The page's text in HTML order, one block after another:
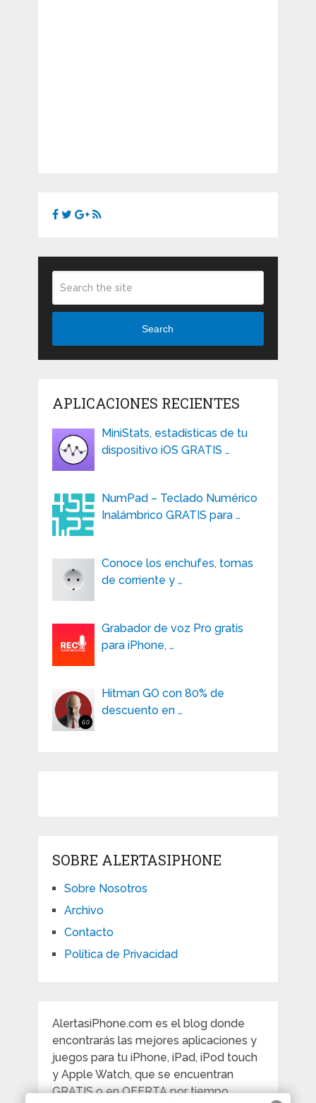
Search
APLICACIONES RECIENTES
MiniStats, estadísticas de tu
dispositivo iOS GRATIS …
NumPad – Teclado Numérico
Inalámbrico GRATIS para …
Conoce los enchufes, tomas
de corriente y …
Grabador de voz Pro gratis
para iPhone, …
Hitman GO con 80% de
descuento en …
SOBRE ALERTASIPHONE
Sobre Nosotros
Archivo
Contacto
Política de Privacidad
AlertasiPhone.com es el blog donde
encontrarás las mejores aplicaciones y
juegos para tu iPhone, iPad, iPod touch
y Apple Watch, que se encuentran
GRATIS o en OFERTA por tiempo